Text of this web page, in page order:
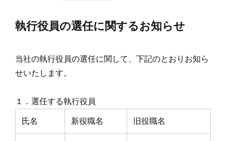
執行役員の選任に関するお知らせ
当社の執行役員の選任に関して、下記のとおりお知ら
せいたします。
１．選任する執行役員
氏名 新役職名 旧役職名